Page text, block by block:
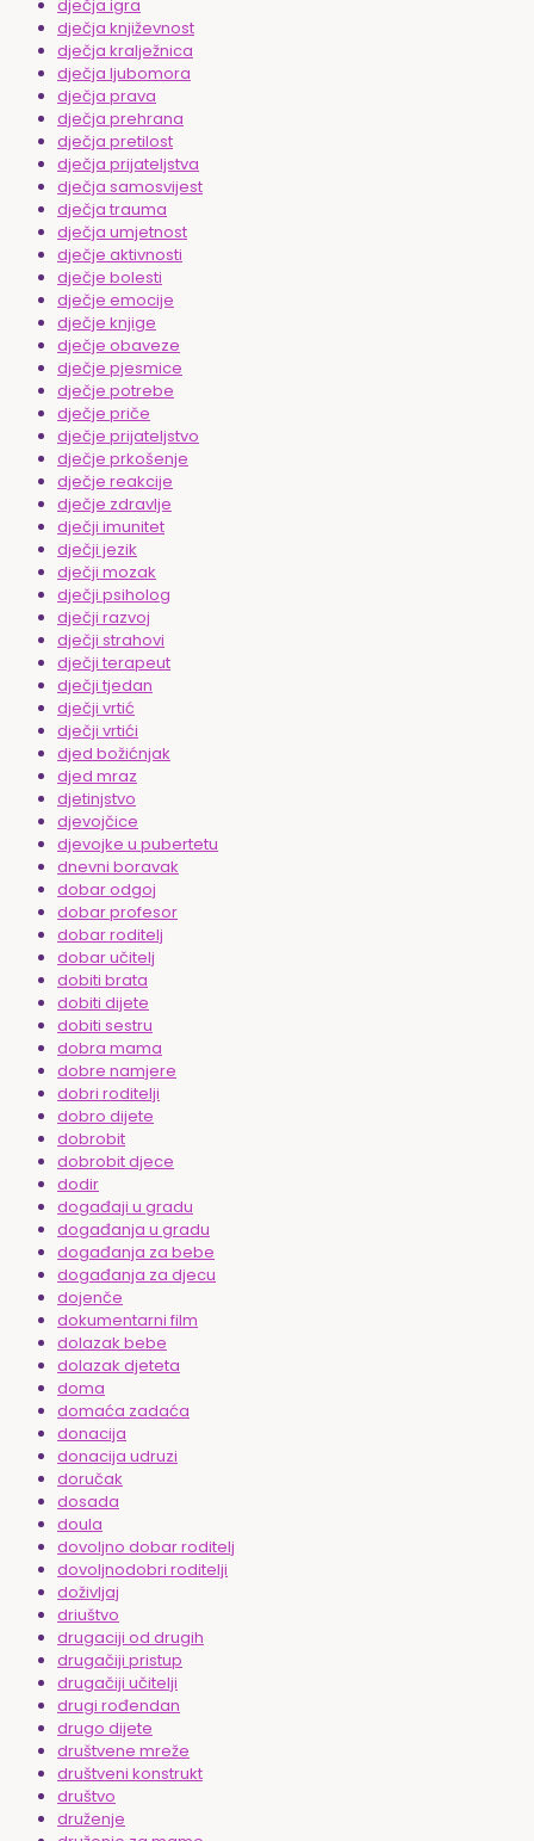
dječja igra
dječja književnost
dječja kralježnica
dječja ljubomora
dječja prava
dječja prehrana
dječja pretilost
dječja prijateljstva
dječja samosvijest
dječja trauma
dječja umjetnost
dječje aktivnosti
dječje bolesti
dječje emocije
dječje knjige
dječje obaveze
dječje pjesmice
dječje potrebe
dječje priče
dječje prijateljstvo
dječje prkošenje
dječje reakcije
dječje zdravlje
dječji imunitet
dječji jezik
dječji mozak
dječji psiholog
dječji razvoj
dječji strahovi
dječji terapeut
dječji tjedan
dječji vrtić
dječji vrtići
djed božićnjak
djed mraz
djetinjstvo
djevojčice
djevojke u pubertetu
dnevni boravak
dobar odgoj
dobar profesor
dobar roditelj
dobar učitelj
dobiti brata
dobiti dijete
dobiti sestru
dobra mama
dobre namjere
dobri roditelji
dobro dijete
dobrobit
dobrobit djece
dodir
događaji u gradu
događanja u gradu
događanja za bebe
događanja za djecu
dojenče
dokumentarni film
dolazak bebe
dolazak djeteta
doma
domaća zadaća
donacija
donacija udruzi
doručak
dosada
doula
dovoljno dobar roditelj
dovoljnodobri roditelji
doživljaj
driuštvo
drugaciji od drugih
drugačiji pristup
drugačiji učitelji
drugi rođendan
drugo dijete
društvene mreže
društveni konstrukt
društvo
druženje